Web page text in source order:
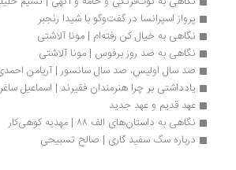
پرواز اسپرانسا در گفت‌وگو با شیدا رنجبر
نگاهی به خیال كن رفته‌ام | مونا آلاشتی
نگاهی به صد روز برفوس | مونا آلاشتی
صد سال اولیس، صد سال سانسور | آریامن احمدی
یادداشتی بر چرا هنرمندان فقیرند | اسماعیل ساغریسازان
عهد قدیم‌ و عهد جدید
نگاهی به داستان‌های الف ۸۸ | مهدیه کوهی‌کار
درباره سگ سفید گاری | صالح تسبیحی